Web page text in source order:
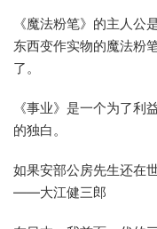
《魔法粉笔》的主人公
东西变作实物的魔法粉
了。
《事业》是一个为了利
的独白。
如果安部公房先生还在
——大江健三郎